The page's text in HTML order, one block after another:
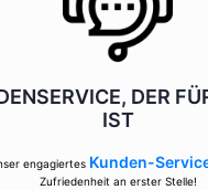
DER
IST
engagiertes Kunden-
Zufriedenheit an erster Stelle!